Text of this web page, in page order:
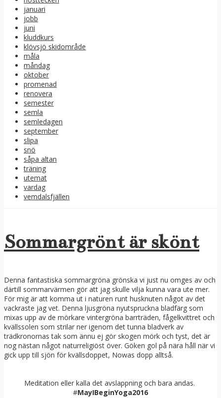
januari
jobb
juni
kluddkurs
klövsjö skidområde
måla
måndag
oktober
promenad
renovera
semester
semla
semledagen
september
slipa
snö
såpa altan
träning
utemat
vardag
vemdalsfjällen
Sommargrönt är skönt
Denna fantastiska sommargröna grönska vi just nu omges av och
därtill sommarvärmen gör att jag skulle vilja kunna vara ute mer.
För mig är att komma ut i naturen runt husknuten något av det
vackraste jag vet. Denna ljusgröna nyutspruckna bladfärg som
mixas upp av de mörkare vintergröna barrträden, fågelkvittret och
kvällssolen som strilar ner igenom det tunna bladverk av
trädkronornas tak som ännu ej gör skogen mörk och tyst, det är
nog nästan något naturreligiöst över. Göken gol på nära håll när vi
gick upp till sjön för kvällsdoppet, Nowas dopp alltså.
Meditation eller kalla det avslappning och bara andas.
#MayIBeginYoga2016